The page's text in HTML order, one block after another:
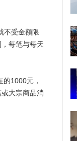
不受金额限
每笔与每天
1000元，
大宗商品消